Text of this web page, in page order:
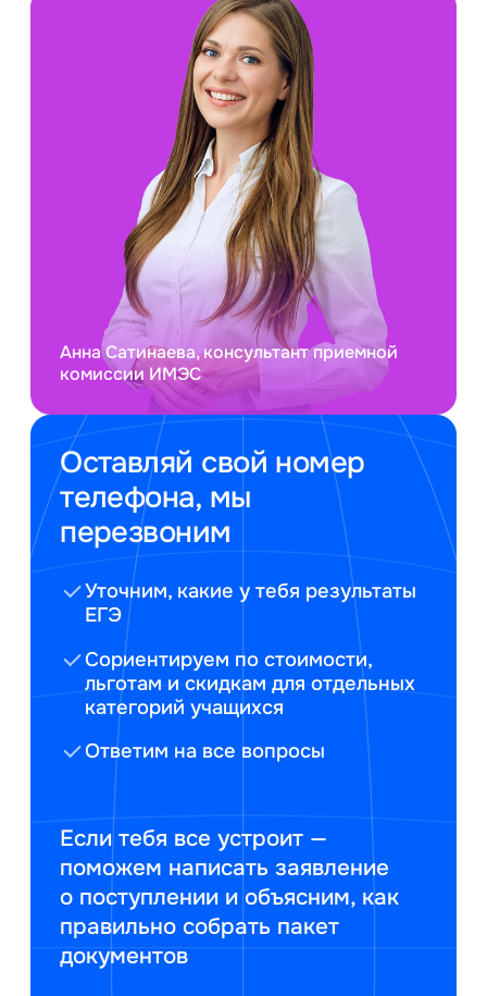
Оставляй свой номер
телефона, мы
перезвоним
Уточним, какие у тебя результаты
ЕГЭ
Сориентируем по стоимости,
льготам и скидкам для отдельных
категорий учащихся
Ответим на все вопросы
Если тебя все устроит —
поможем написать заявление
о поступлении и объясним, как
правильно собрать пакет
документов
Анна Сатинаева, консультант приемной
комиссии ИМЭС